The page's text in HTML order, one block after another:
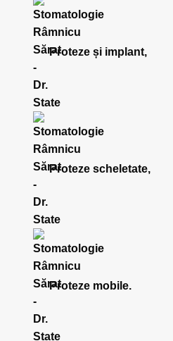
Proteze și implant,
Proteze scheletate,
Proteze mobile.